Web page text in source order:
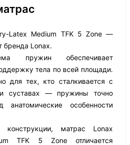
Latex Medium TFK 5 Zone —
бренда Lonax.
пружин обеспечивает
тела по всей площади.
для тех, кто сталкивается с
суставах — пружины точно
анатомические особенности
конструкции, матрас Lonax
TFK 5 Zone отличается